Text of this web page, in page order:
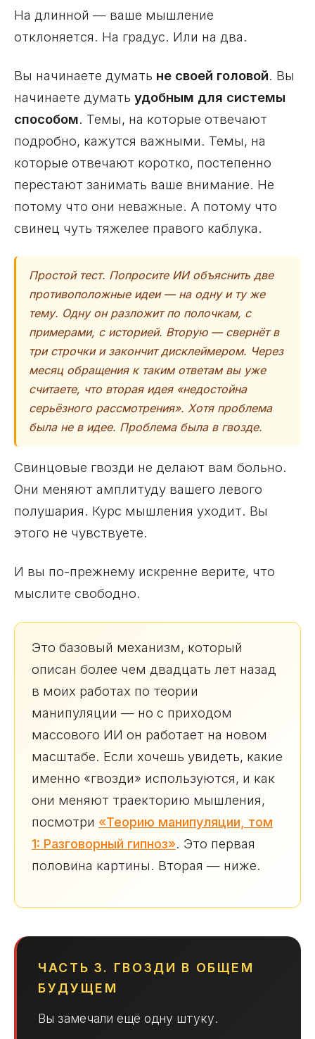
На длинной — ваше мышление
отклоняется. На градус. Или на два.
Вы начинаете думать не своей головой. Вы
начинаете думать удобным для системы
способом. Темы, на которые отвечают
подробно, кажутся важными. Темы, на
которые отвечают коротко, постепенно
перестают занимать ваше внимание. Не
потому что они неважные. А потому что
свинец чуть тяжелее правого каблука.
Простой тест. Попросите ИИ объяснить две
противоположные идеи — на одну и ту же
тему. Одну он разложит по полочкам, с
примерами, с историей. Вторую — свернёт в
три строчки и закончит дисклеймером. Через
месяц обращения к таким ответам вы уже
считаете, что вторая идея «недостойна
серьёзного рассмотрения». Хотя проблема
была не в идее. Проблема была в гвозде.
Свинцовые гвозди не делают вам больно.
Они меняют амплитуду вашего левого
полушария. Курс мышления уходит. Вы
этого не чувствуете.
И вы по-прежнему искренне верите, что
мыслите свободно.
Это базовый механизм, который
описан более чем двадцать лет назад
в моих работах по теории
манипуляции — но с приходом
массового ИИ он работает на новом
масштабе. Если хочешь увидеть, какие
именно «гвозди» используются, и как
они меняют траекторию мышления,
посмотри «Теорию манипуляции, том
1: Разговорный гипноз». Это первая
половина картины. Вторая — ниже.
ЧАСТЬ 3. ГВОЗДИ В ОБЩЕМ
БУДУЩЕМ
Вы замечали ещё одну штуку.